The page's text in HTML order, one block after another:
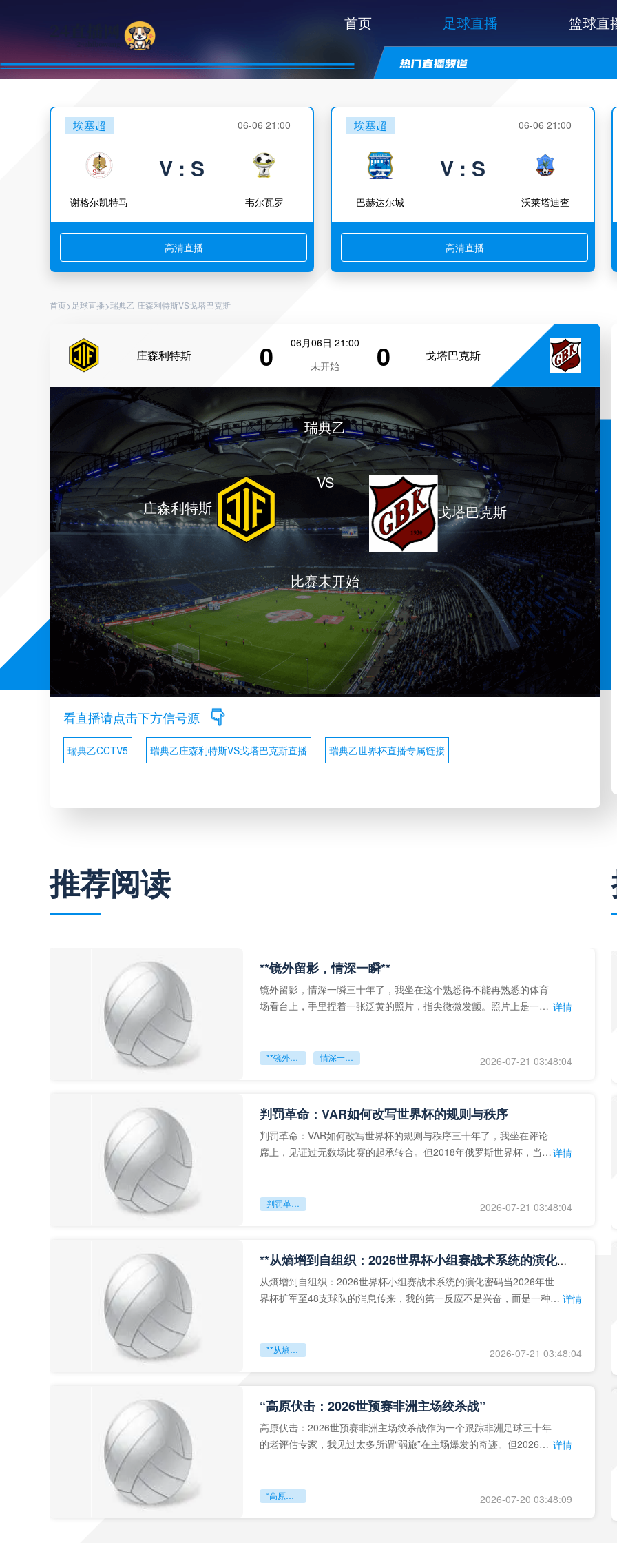
首页 足球直播 篮球直
埃塞超 06-06 21:00
谢格尔凯特马
V : S
韦尔瓦罗
高清直播
埃塞超 06-06 21:00
巴赫达尔城
V : S
沃莱塔迪查
高清直播
首页> 足球直播>瑞典乙 庄森利特斯VS戈塔巴克斯
庄森利特斯 0
06月06日 21:00
未开始
0 戈塔巴克斯
庄森利特斯
瑞典乙
VS
比赛未开始
戈塔巴克斯
看直播请点击下方信号源
瑞典乙CCTV5 瑞典乙庄森利特斯VS戈塔巴克斯直播 瑞典乙世界杯直播专属链接
推荐阅读
**镜外留影，情深一瞬**
镜外留影，情深一瞬三十年了，我坐在这个熟悉得不能再熟悉的体育
场看台上，手里捏着一张泛黄的照片，指尖微微发颤。照片上是一个 详情
**镜外留影 情深一瞬** 2026-07-21 03:48:04
判罚革命：VAR如何改写世界杯的规则与秩序
判罚革命：VAR如何改写世界杯的规则与秩序三十年了，我坐在评论
席上，见证过无数场比赛的起承转合。但2018年俄罗斯世界杯，当
详情
判罚革命：VAR如何改写世界杯的规则与秩序 2026-07-21 03:48:04
**从熵增到自组织：2026世界杯小组赛战术系统的演化密码**
从熵增到自组织：2026世界杯小组赛战术系统的演化密码当2026年世
界杯扩军至48支球队的消息传来，我的第一反应不是兴奋，而是一种深 详情
**从熵增到自组织：2026世界杯小组赛战术系统的演化密码** 2026-07-21 03:48:04
“高原伏击：2026世预赛非洲主场绞杀战”
高原伏击：2026世预赛非洲主场绞杀战作为一个跟踪非洲足球三十年
的老评估专家，我见过太多所谓“弱旅”在主场爆发的奇迹。但2026年 详情
“高原伏击：2026世预赛非洲主场绞杀战” 2026-07-20 03:48:09